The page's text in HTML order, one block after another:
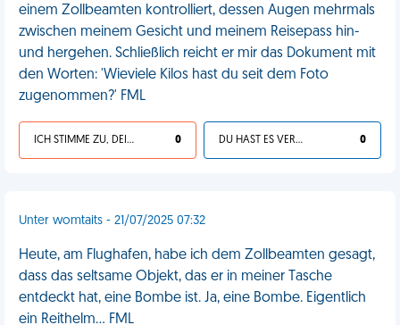
einem Zollbeamten kontrolliert, dessen Augen mehrmals
zwischen meinem Gesicht und meinem Reisepass hin-
und hergehen. Schließlich reicht er mir das Dokument mit
den Worten: 'Wieviele Kilos hast du seit dem Foto
zugenommen?' FML
ICH STIMME ZU, DEIN LEBEN IST SCHEISSE 0 DU HAST ES VERDIENT 0
Unter womtaits - 21/07/2025 07:32
Heute, am Flughafen, habe ich dem Zollbeamten gesagt,
dass das seltsame Objekt, das er in meiner Tasche
entdeckt hat, eine Bombe ist. Ja, eine Bombe. Eigentlich
ein Reithelm... FML